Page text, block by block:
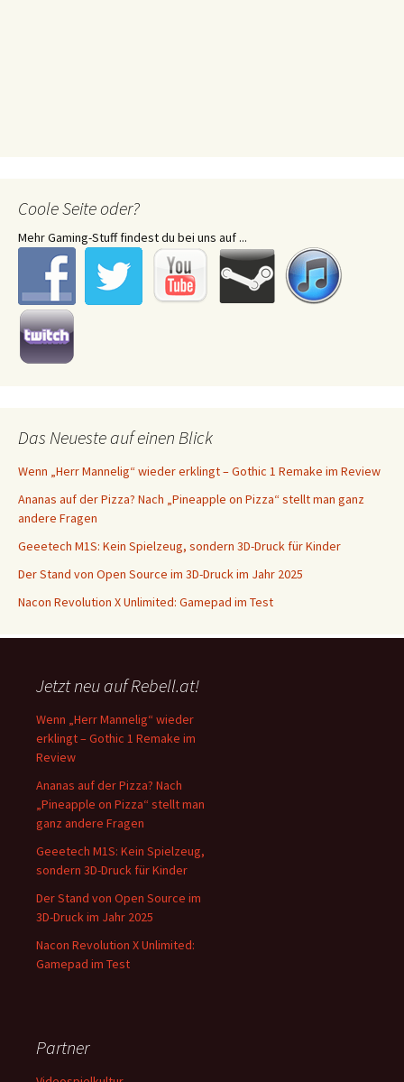
Coole Seite oder?
Mehr Gaming-Stuff findest du bei uns auf ...
Das Neueste auf einen Blick
Wenn „Herr Mannelig“ wieder erklingt – Gothic 1 Remake im Review
Ananas auf der Pizza? Nach „Pineapple on Pizza“ stellt man ganz
andere Fragen
Geeetech M1S: Kein Spielzeug, sondern 3D-Druck für Kinder
Der Stand von Open Source im 3D-Druck im Jahr 2025
Nacon Revolution X Unlimited: Gamepad im Test
Jetzt neu auf Rebell.at!
Wenn „Herr Mannelig“ wieder
erklingt – Gothic 1 Remake im
Review
Ananas auf der Pizza? Nach
„Pineapple on Pizza“ stellt man
ganz andere Fragen
Geeetech M1S: Kein Spielzeug,
sondern 3D-Druck für Kinder
Der Stand von Open Source im
3D-Druck im Jahr 2025
Nacon Revolution X Unlimited:
Gamepad im Test
Partner